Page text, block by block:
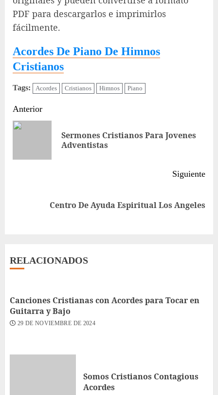
PDF para descargarlos e imprimirlos
fácilmente.
Acordes De Piano De Himnos
Cristianos
Tags: Acordes Cristianos Himnos Piano
Sigue
leyendo
Anterior
Sermones Cristianos Para Jovenes
Adventistas
Siguiente
Centro De Ayuda Espiritual Los Angeles
RELACIONADOS
Canciones Cristianas con Acordes para Tocar en
Guitarra y Bajo
29 DE NOVIEMBRE DE 2024
Somos Cristianos Contagious
Acordes